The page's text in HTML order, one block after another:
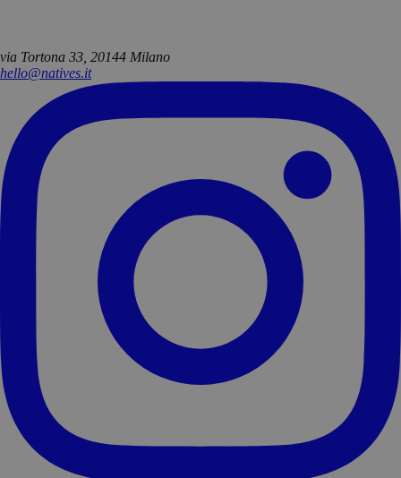
via Tortona 33, 20144 Milano
hello@natives.it